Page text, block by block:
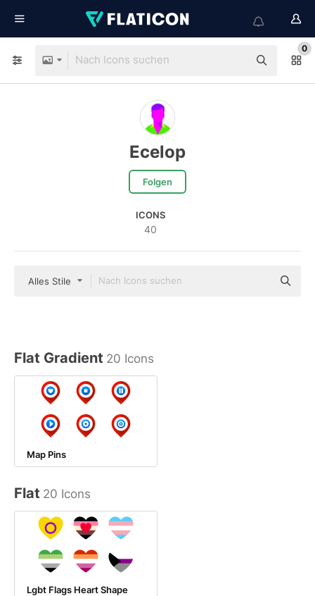
0
Ecelop
Folgen
ICONS
40
Alles Stile
Flat Gradient 20 Icons
Map Pins
Flat 20 Icons
Lgbt Flags Heart Shape